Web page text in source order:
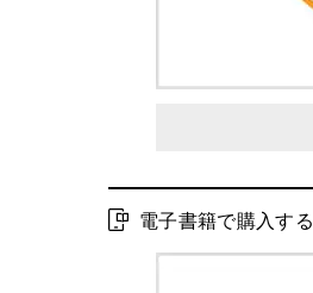
電子書籍で購入する